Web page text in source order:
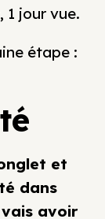
1 jour vue.
étape :
et
dans
vais avoir